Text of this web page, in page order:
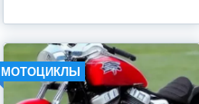
МОТОЦИКЛЫ